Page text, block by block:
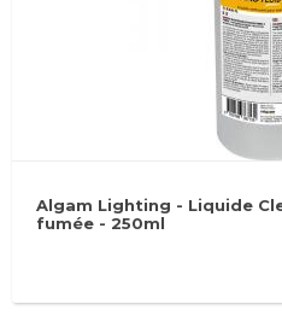
Algam Lighting - Liquide
fumée - 250ml